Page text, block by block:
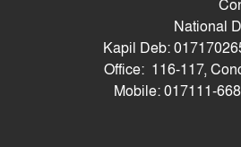
National
Kapil Deb:
Office: 116-117,
Mobile: 017111-